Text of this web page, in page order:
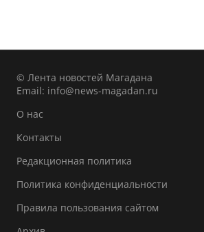
© Лента новостей Магадана
Email: info@news-magadan.ru
О нас
Контакты
Редакционная политика
Политика конфиденциальности
Правила пользования сайтом